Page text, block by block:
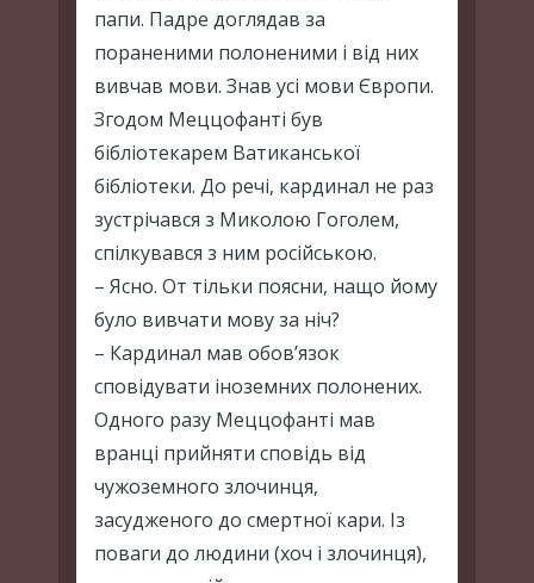
папи. Падре доглядав за
пораненими полоненими і від них
вивчав мови. Знав усі мови Європи.
Згодом Меццофанті був
бібліотекарем Ватиканської
бібліотеки. До речі, кардинал не раз
зустрічався з Миколою Гоголем,
спілкувався з ним російською.
– Ясно. От тільки поясни, нащо йому
було вивчати мову за ніч?
– Кардинал мав обов’язок
сповідувати іноземних полонених.
Одного разу Меццофанті мав
вранці прийняти сповідь від
чужоземного злочинця,
засудженого до смертної кари. Із
поваги до людини (хоч і злочинця),